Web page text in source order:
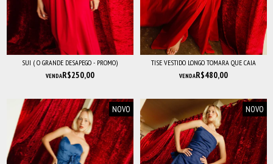
SUI ( O GRANDE DESAPEGO - PROMO)
VENDAR$250,00
TISE VESTIDO LONGO TOMARA QUE CAIA
VENDAR$480,00
NOVO NOVO